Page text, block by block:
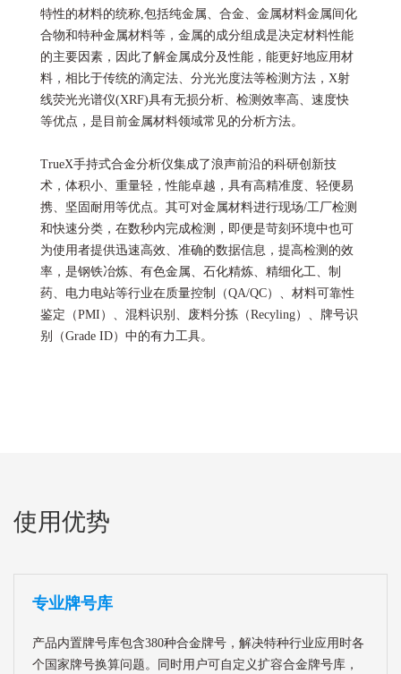
特性的材料的统称,包括纯金属、合金、金属材料金属间化
合物和特种金属材料等，金属的成分组成是决定材料性能
的主要因素，因此了解金属成分及性能，能更好地应用材
料，相比于传统的滴定法、分光光度法等检测方法，X射
线荧光光谱仪(XRF)具有无损分析、检测效率高、速度快
等优点，是目前金属材料领域常见的分析方法。
TrueX手持式合金分析仪集成了浪声前沿的科研创新技
术，体积小、重量轻，性能卓越，具有高精准度、轻便易
携、坚固耐用等优点。其可对金属材料进行现场/工厂检测
和快速分类，在数秒内完成检测，即便是苛刻环境中也可
为使用者提供迅速高效、准确的数据信息，提高检测的效
率，是钢铁冶炼、有色金属、石化精炼、精细化工、制
药、电力电站等行业在质量控制（QA/QC）、材料可靠性
鉴定（PMI）、混料识别、废料分拣（Recyling）、牌号识
别（Grade ID）中的有力工具。
使用优势
专业牌号库
产品内置牌号库包含380种合金牌号，解决特种行业应用时各
个国家牌号换算问题。同时用户可自定义扩容合金牌号库，